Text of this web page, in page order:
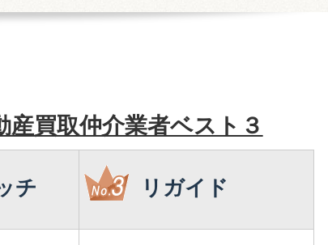
買取仲介業者ベスト３
チ リガイド